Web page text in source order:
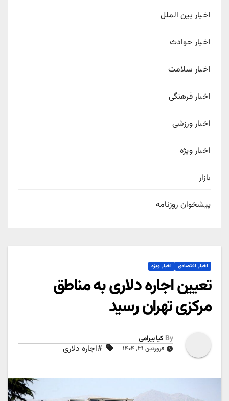
اخبار بین الملل
اخبار حوادث
اخبار سلامت
اخبار فرهنگی
اخبار ورزشی
اخبار ویژه
بازار
پیشخوان روزنامه
اخبار اقتصادی اخبار ویژه
تعیین اجاره دلاری به مناطق
مرکزی تهران رسید
By کیا بیرامی
فروردین ۳۱, ۱۴۰۴ #اجاره دلاری